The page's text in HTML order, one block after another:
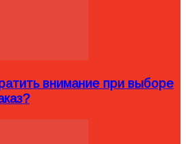
внимание при выборе